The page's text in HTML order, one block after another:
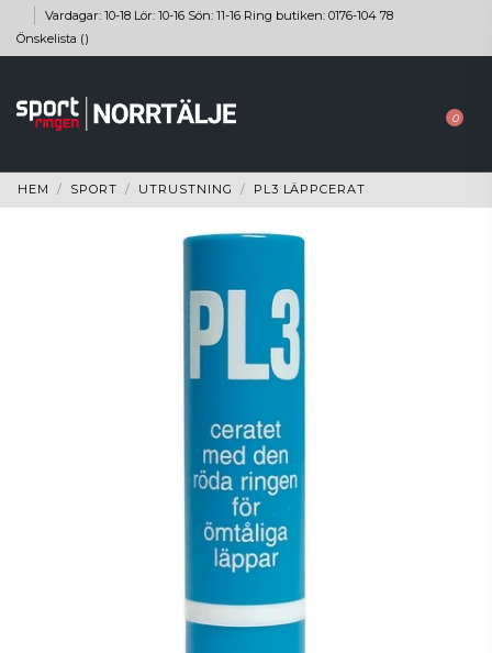
Vardagar: 10-18 Lör: 10-16 Sön: 11-16 Ring butiken: 0176-104 78
Önskelista ()
0
HEM SPORT UTRUSTNING PL3 LÄPPCERAT